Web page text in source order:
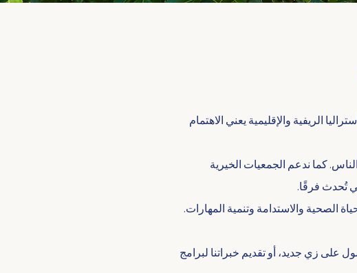
الريفية والإقليمية يعني الاهتمام
كما ندعم الجمعيات الخيرية
تُحدث فرقًا.
الصحية والاستدامة وتنمية المهارات.
زي جديد، أو تقديم خبراتنا لبرامج